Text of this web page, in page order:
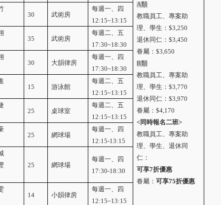
A類
教職員工、專案助
理、學生： $3,250
退休同仁： $3,450
眷屬： $3,650
B類
教職員工、專案助
理、學生： $3,770
退休同仁： $3,970
眷屬： $4,170
<同時報名二班>
教職員工、專案助
理、學生、退休同
仁：
可享7折優惠
眷屬： 可享75折優惠
30
武術房
每週一、四
12:15~13:15
35
武術房
每週二、五
17:30~18:30
30
大韻律房
每週一、四
17:30~18:30
15
游泳館
每週二、五
12:15~13:15
25
桌球室
每週二、五
12:15~13:15
25
網球場
每週一、四
12:15-13:15
25 網球場
每週一、四
17:30-18:30
14
小韻律房
每週一、四
12:15~13:15